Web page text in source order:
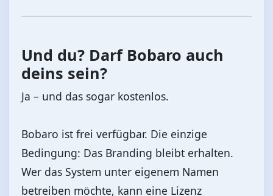
Und du? Darf Bobaro auch
deins sein?
Ja – und das sogar kostenlos.
Bobaro ist frei verfügbar. Die einzige
Bedingung: Das Branding bleibt erhalten.
Wer das System unter eigenem Namen
betreiben möchte, kann eine Lizenz